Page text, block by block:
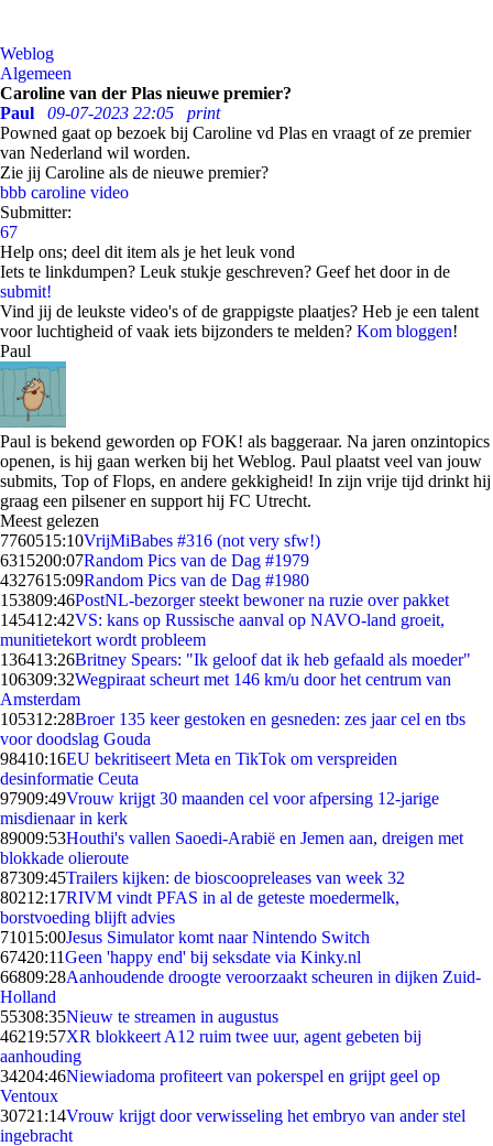
Weblog
Algemeen
Caroline van der Plas nieuwe premier?
Paul
09-07-2023 22:05
print
Powned gaat op bezoek bij Caroline vd Plas en vraagt of ze premier
van Nederland wil worden.
Zie jij Caroline als de nieuwe premier?
bbb caroline video
Submitter:
67
Help ons; deel dit item als je het leuk vond
Iets te linkdumpen? Leuk stukje geschreven? Geef het door in de
submit!
Vind jij de leukste video's of de grappigste plaatjes? Heb je een talent
voor luchtigheid of vaak iets bijzonders te melden? Kom bloggen!
Paul
Paul is bekend geworden op FOK! als baggeraar. Na jaren onzintopics
openen, is hij gaan werken bij het Weblog. Paul plaatst veel van jouw
submits, Top of Flops, en andere gekkigheid! In zijn vrije tijd drinkt hij
graag een pilsener en support hij FC Utrecht.
Meest gelezen
7760515:10VrijMiBabes #316 (not very sfw!)
6315200:07Random Pics van de Dag #1979
4327615:09Random Pics van de Dag #1980
153809:46PostNL-bezorger steekt bewoner na ruzie over pakket
145412:42VS: kans op Russische aanval op NAVO-land groeit,
munitietekort wordt probleem
136413:26Britney Spears: "Ik geloof dat ik heb gefaald als moeder"
106309:32Wegpiraat scheurt met 146 km/u door het centrum van
Amsterdam
105312:28Broer 135 keer gestoken en gesneden: zes jaar cel en tbs
voor doodslag Gouda
98410:16EU bekritiseert Meta en TikTok om verspreiden
desinformatie Ceuta
97909:49Vrouw krijgt 30 maanden cel voor afpersing 12-jarige
misdienaar in kerk
89009:53Houthi's vallen Saoedi-Arabië en Jemen aan, dreigen met
blokkade olieroute
87309:45Trailers kijken: de bioscoopreleases van week 32
80212:17RIVM vindt PFAS in al de geteste moedermelk,
borstvoeding blijft advies
71015:00Jesus Simulator komt naar Nintendo Switch
67420:11Geen 'happy end' bij seksdate via Kinky.nl
66809:28Aanhoudende droogte veroorzaakt scheuren in dijken Zuid-
Holland
55308:35Nieuw te streamen in augustus
46219:57XR blokkeert A12 ruim twee uur, agent gebeten bij
aanhouding
34204:46Niewiadoma profiteert van pokerspel en grijpt geel op
Ventoux
30721:14Vrouw krijgt door verwisseling het embryo van ander stel
ingebracht